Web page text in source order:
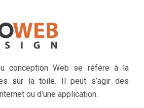
conception Web se réfère à la
sur la toile. Il peut s’agir des
ou d’une application.